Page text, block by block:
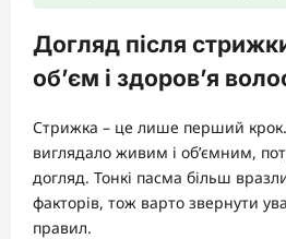
Догляд після
об’єм і здоров’я
Стрижка – це лише перший
виглядало живим і об’ємним,
догляд. Тонкі пасма більш
факторів, тож варто звернути
правил.